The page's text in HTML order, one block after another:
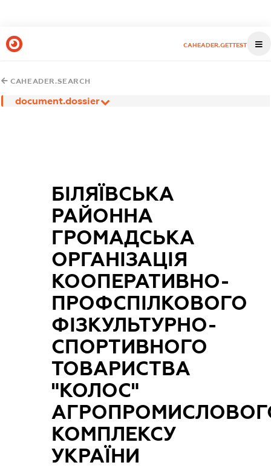
CAHEADER.GETTEST
CAHEADER.SEARCH
document.dossier
БІЛЯЇВСЬКА
РАЙОННА
ГРОМАДСЬКА
ОРГАНІЗАЦІЯ
КООПЕРАТИВНО-
ПРОФСПІЛКОВОГО
ФІЗКУЛЬТУРНО-
СПОРТИВНОГО
ТОВАРИСТВА
"КОЛОС"
КОМПЛЕКСУ
УКРАЇНИ